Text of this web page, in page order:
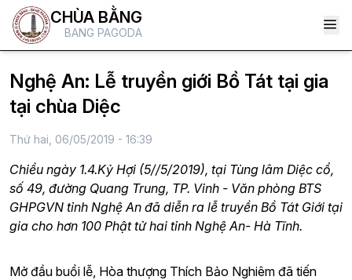
CHÙA BẰNG
BANG PAGODA
Nghệ An: Lễ truyền giới Bồ Tát tại gia
tại chùa Diệc
Thứ hai, 06/05/2019 - 16:39
Chiều ngày 1.4.Kỷ Hợi (5//5/2019), tại Tùng lâm Diệc cổ,
số 49, đường Quang Trung, TP. Vinh - Văn phòng BTS
GHPGVN tỉnh Nghệ An đã diễn ra lễ truyền Bồ Tát Giới tại
gia cho hơn 100 Phật tử hai tỉnh Nghệ An- Hà Tĩnh.
Mở đầu buổi lễ, Hòa thượng Thích Bảo Nghiêm đã tiến